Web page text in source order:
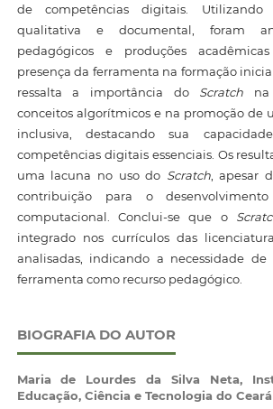
de competências digitais. Utilizando
qualitativa e documental, foram
pedagógicos e produções
presença da ferramenta na formação
ressalta a importância do Scratch na
conceitos algorítmicos e na promoção de
inclusiva, destacando sua
competências digitais essenciais. Os
uma lacuna no uso do Scratch, apesar
contribuição para o
computacional. Conclui-se que o
integrado nos currículos das
analisadas, indicando a necessidade
ferramenta como recurso pedagógico.
BIOGRAFIA DO AUTOR
Maria de Lourdes da Silva Neta,
Educação, Ciência e Tecnologia do Ceará